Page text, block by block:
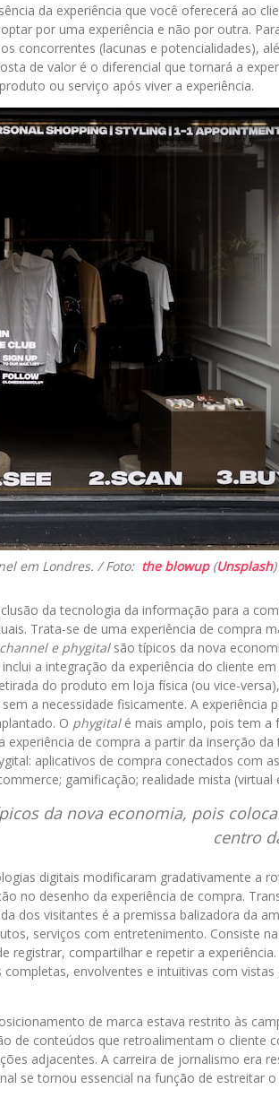
da experiência que você oferecerá ao
por uma experiência e não por outra.
concorrentes (lacunas e potencialidades),
de valor é o diferencial que tornará a
ou serviço após viver a experiência.
em Londres. / Foto: the blowup(Unsplash)
da tecnologia da informação para a
Trata-se de uma experiência de compra
e phygitalsão típicos da nova
inclui a integração da experiência do cliente
do produto em loja física (ou vice-
a necessidade fisicamente. A experiência
O phygitalé mais amplo, pois tem a
de compra a partir da inserção
aplicativos de compra conectados com
gamificação; realidade mista (virtual
da nova economia, pois
centro
digitais modificaram gradativamente a
no desenho da experiência de compra.
dos visitantes é a premissa balizadora da
serviços com entretenimento. Consiste
compartilhar e repetir a
envolventes e intuitivas com
de marca estava restrito às
de conteúdos que retroalimentam o cliente
adjacentes. A carreira de jornalismo era
se tornou essencial na função de estreitar